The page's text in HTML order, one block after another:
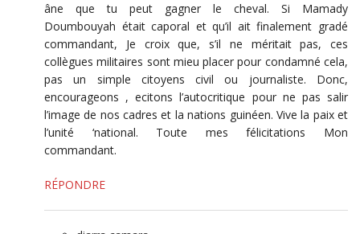
âne que tu peut gagner le cheval. Si Mamady
Doumbouyah était caporal et qu’il ait finalement gradé
commandant, Je croix que, s’il ne méritait pas, ces
collègues militaires sont mieu placer pour condamné cela,
pas un simple citoyens civil ou journaliste. Donc,
encourageons , ecitons l’autocritique pour ne pas salir
l’image de nos cadres et la nations guinéen. Vive la paix et
l’unité ‘national. Toute mes félicitations Mon
commandant.
RÉPONDRE